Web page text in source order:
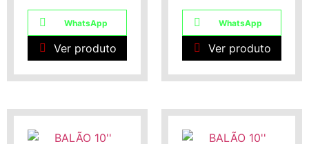
WhatsApp
Ver produto
WhatsApp
Ver produto